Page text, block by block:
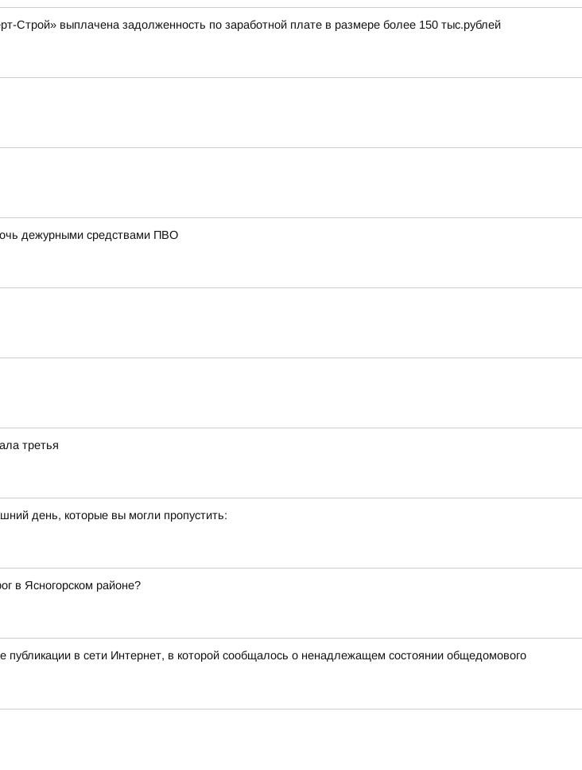
Строй» выплачена задолженность по заработной плате в размере более 150 тыс.рублей
дежурными средствами ПВО
третья
день, которые вы могли пропустить:
в Ясногорском районе?
публикации в сети Интернет, в которой сообщалось о ненадлежащем состоянии общедомового